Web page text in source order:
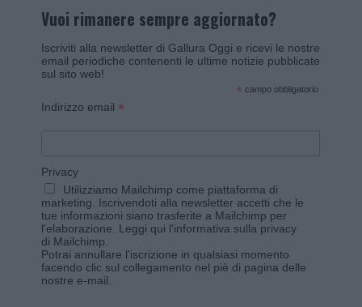
Vuoi rimanere sempre aggiornato?
Iscriviti alla newsletter di Gallura Oggi e ricevi le nostre
email periodiche contenenti le ultime notizie pubblicate
sul sito web!
* campo obbligatorio
Indirizzo email *
Privacy
Utilizziamo Mailchimp come piattaforma di
marketing. Iscrivendoti alla newsletter accetti che le
tue informazioni siano trasferite a Mailchimp per
l'elaborazione. Leggi qui l'informativa sulla privacy
di Mailchimp
Potrai annullare l'iscrizione in qualsiasi momento
facendo clic sul collegamento nel piè di pagina delle
nostre e-mail.